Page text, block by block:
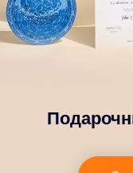
заблестели с